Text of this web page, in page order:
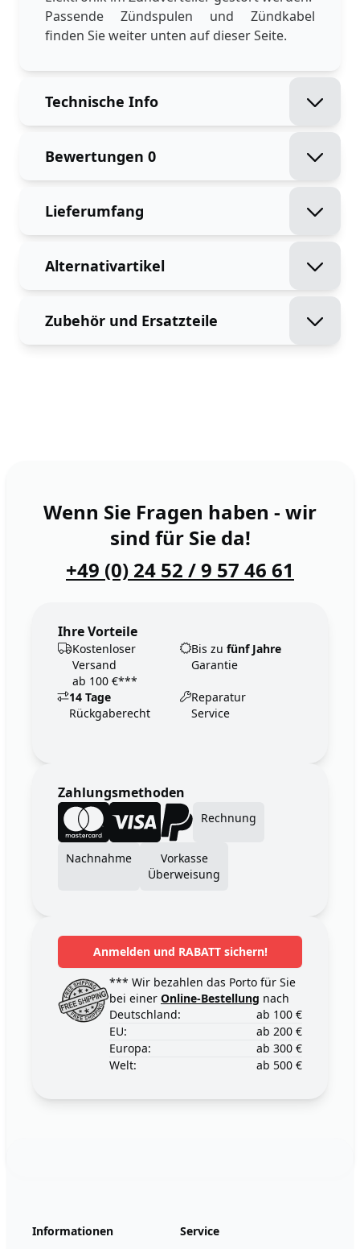
Passende Zündspulen und Zündkabel
finden Sie weiter unten auf dieser Seite.
Technische Info
Bewertungen 0
Lieferumfang
Alternativartikel
Zubehör und Ersatzteile
Wenn Sie Fragen haben - wir
sind für Sie da!
+49 (0) 24 52 / 9 57 46 61
Ihre Vorteile
Kostenloser
Versand
ab 100 €***
Bis zu fünf Jahre
Garantie
14 Tage
Rückgaberecht
Reparatur
Service
Zahlungsmethoden
Rechnung
Nachnahme
Vorkasse
Überweisung
Anmelden und RABATT sichern!
*** Wir bezahlen das Porto für Sie
bei einer Online-Bestellung nach
Deutschland:
ab 100 €
EU:
ab 200 €
Europa:
ab 300 €
Welt:
ab 500 €
Informationen
Service